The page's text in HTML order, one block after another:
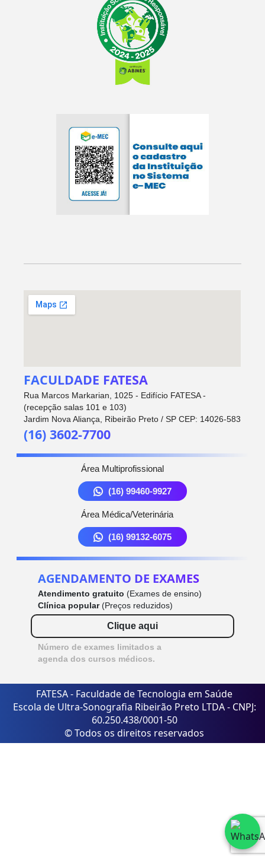
FACULDADE FATESA
Rua Marcos Markarian, 1025 - Edifício FATESA -
(recepção salas 101 e 103)
Jardim Nova Aliança, Ribeirão Preto / SP CEP: 14026-583
(16) 3602-7700
Área Multiprofissional
(16) 99460-9927
Área Médica/Veterinária
(16) 99132-6075
AGENDAMENTO DE EXAMES
Atendimento gratuito (Exames de ensino)
Clínica popular(Preços reduzidos)
Clique aqui
Número de exames limitados a
agenda dos cursos médicos.
FATESA - Faculdade de Tecnologia em Saúde
Escola de Ultra-Sonografia Ribeirão Preto LTDA - CNPJ:
60.250.438/0001-50
© Todos os direitos reservados